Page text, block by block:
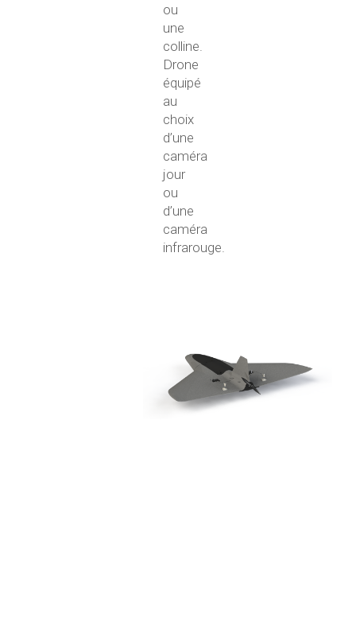
ou
une
colline.
Drone
équipé
au
choix
d’une
caméra
jour
ou
d’une
caméra
infrarouge.